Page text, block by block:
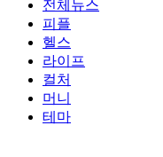
전체뉴스
피플
헬스
라이프
컬처
머니
테마